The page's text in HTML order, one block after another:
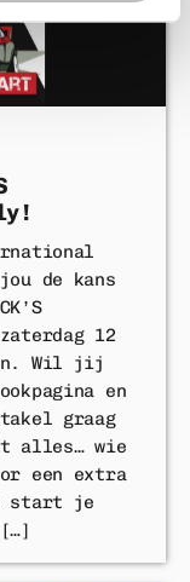
de kans
12
Wil jij
en
graag
alles… wie
een extra
start je